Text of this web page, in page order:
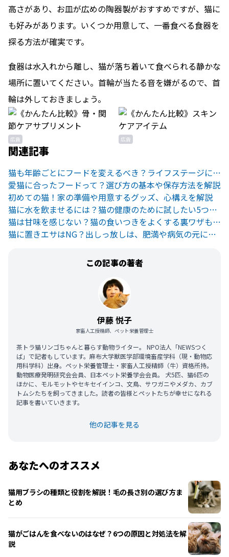
高さがあり、お皿が広めの陶器製がおすすめですが、猫に
も好みがあります。いくつか用意して、一番食べる食器を
探る方法が確実です。
食器は水入れから離し、猫が落ち着いて食べられる静かな
場所に置いてください。首輪が当たる音を嫌がるので、首
輪は外しておきましょう。
広告 広告
関連記事
猫も年齢ごとにフードを変えるべき？ライフステージに合ったフード選び
愛猫に合ったフードって？選び方の基本や保存方法を解説
初めての猫！家の準備や用意するグッズ、心構えを解説
猫に水を飲ませるには？猫の健康のために試したい5つの方法
猫は甘味を感じない？猫の食いつきをよくする裏ワザもご紹介！
猫に置きエサはNG？出しっ放しは、肥満や病気の元になるかも。
この記事の著者
伊藤 悦子
家畜人工授精師、ペット栄養管理士
茶トラ猫リンゴちゃんと暮らす動物ライター。 NPO法人「NEWSつく
ば」で記者もしています。麻布大学獣医学部環境畜産学科（現・動物応
用科学科）出身。ペット栄養管理士・家畜人工授精師（牛）資格所持。
動物医療発明研究会会員、日本ペット栄養学会会員。 犬5匹、猫6匹の
ほかに、モルモットやセキセイインコ、文鳥、サワガニやメダカ、カブ
トムシたちを飼ってきました。読者の皆様とペットたちが幸せになれる
記事を書いていきます。
他の記事を見る
あなたへのオススメ
猫用ブラシの種類と役割を解説！毛の長さ別の選び方ま
とめ
猫がごはんを食べないのはなぜ？6つの原因と対処法を解
説